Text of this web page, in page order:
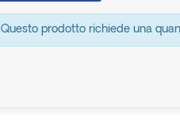
Questo prodotto richiede una